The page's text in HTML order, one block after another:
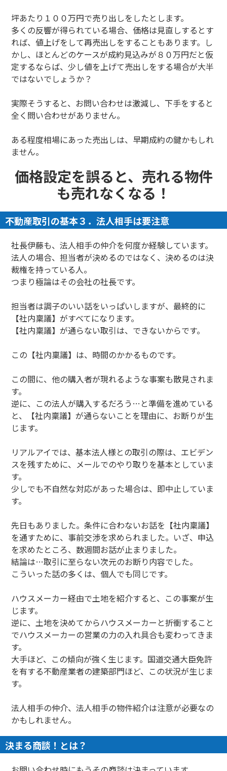
坪あたり１００万円で売り出しをしたとします。
多くの反響が得られている場合、価格は見直しするとす
れば、値上げをして再売出しをすることもあります。し
かし、ほとんどのケースが成約見込みが８０万円だと仮
定するならば、少し値を上げて売出しをする場合が大半
ではないでしょうか？
実際そうすると、お問い合わせは激減し、下手をすると
全く問い合わせがありません。
ある程度相場にあった売出しは、早期成約の鍵かもしれ
ません。
価格設定を誤ると、売れる物件
も売れなくなる！
不動産取引の基本３．法人相手は要注意
社長伊藤も、法人相手の仲介を何度か経験しています。
法人の場合、担当者が決めるのではなく、決めるのは決
裁権を持っている人。
つまり極論はその会社の社長です。
担当者は調子のいい話をいっぱいしますが、最終的に
【社内稟議】がすべてになります。
【社内稟議】が通らない取引は、できないからです。
この【社内稟議】は、時間のかかるものです。
この間に、他の購入者が現れるような事案も散見されま
す。
逆に、この法人が購入するだろう…と準備を進めている
と、【社内稟議】が通らないことを理由に、お断りが生
じます。
リアルアイでは、基本法人様との取引の際は、エビデン
スを残すために、メールでのやり取りを基本としていま
す。
少しでも不自然な対応があった場合は、即中止していま
す。
先日もありました。条件に合わないお話を【社内稟議】
を通すために、事前交渉を求められました。いざ、申込
を求めたところ、数週間お話が止まりました。
結論は…取引に至らない次元のお断り内容でした。
こういった話の多くは、個人でも同じです。
ハウスメーカー経由で土地を紹介すると、この事案が生
じます。
逆に、土地を決めてからハウスメーカーと折衝すること
でハウスメーカーの営業の力の入れ具合も変わってきま
す。
大手ほど、この傾向が強く生じます。国道交通大臣免許
を有する不動産業者の建築部門ほど、この状況が生じま
す。
法人相手の仲介、法人相手の物件紹介は注意が必要なの
かもしれません。
決まる商談！とは？